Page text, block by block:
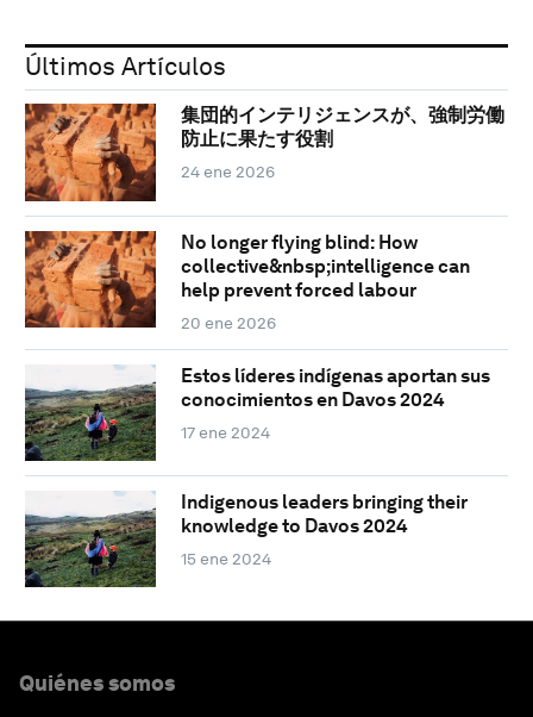
Últimos Artículos
集団的インテリジェンスが、強制労働
防止に果たす役割
24 ene 2026
No longer flying blind: How
collective&nbsp;intelligence can
help prevent forced labour
20 ene 2026
Estos líderes indígenas aportan sus
conocimientos en Davos 2024
17 ene 2024
Indigenous leaders bringing their
knowledge to Davos 2024
15 ene 2024
Quiénes somos